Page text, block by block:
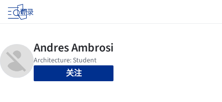
登录
关注